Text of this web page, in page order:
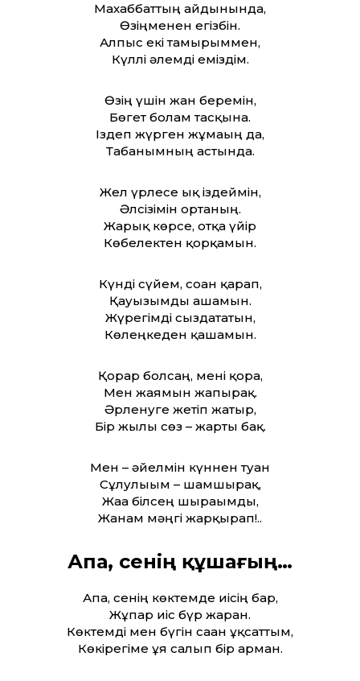
Махаббат­тың айдынында,
Өзіңменен егізбін.
Алпыс екі тамырыммен,
Күллі әлемді еміздім.
Өзің үшін жан беремін,
Бөгет болам тасқынға.
Іздеп жүрген жұмағың да,
Табанымның астында.
Жел үрлесе ық іздеймін,
Әлсізімін ортаның.
Жарық көрсе, отқа үйір
Көбелектен қорқамын.
Күнді сүйем, соған қарап,
Қауызымды ашамын.
Жүрегімді сыздататын,
Көлеңкеден қашамын.
Қорғар болсаң, мені қорға,
Мен жаямын жапырақ.
Әрленуге жетіп жатыр,
Бір жылы сөз – жарты бақ.
Мен – әйелмін күннен туған
Сұлулығым – шамшырақ,
Жаға білсең шырағымды,
Жанам мәңгі жарқырап!..
Апа, сенің құшағың…
Апа, сенің көктемде иісің бар,
Жұпар иіс бүр жарған.
Көктемді мен бүгін саған ұқсат­тым,
Көкірегіме ұя салып бір арман.